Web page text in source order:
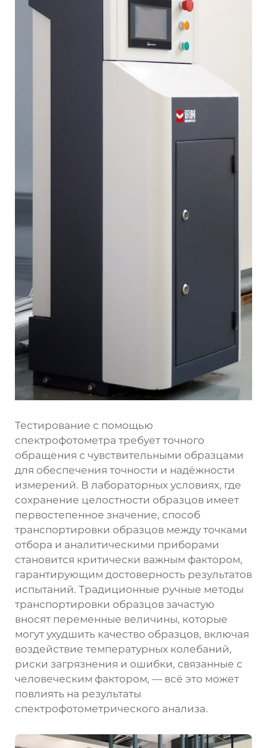
Тестирование с помощью
спектрофотометра требует точного
обращения с чувствительными образцами
для обеспечения точности и надёжности
измерений. В лабораторных условиях, где
сохранение целостности образцов имеет
первостепенное значение, способ
транспортировки образцов между точками
отбора и аналитическими приборами
становится критически важным фактором,
гарантирующим достоверность результатов
испытаний. Традиционные ручные методы
транспортировки образцов зачастую
вносят переменные величины, которые
могут ухудшить качество образцов, включая
воздействие температурных колебаний,
риски загрязнения и ошибки, связанные с
человеческим фактором, — всё это может
повлиять на результаты
спектрофотометрического анализа.